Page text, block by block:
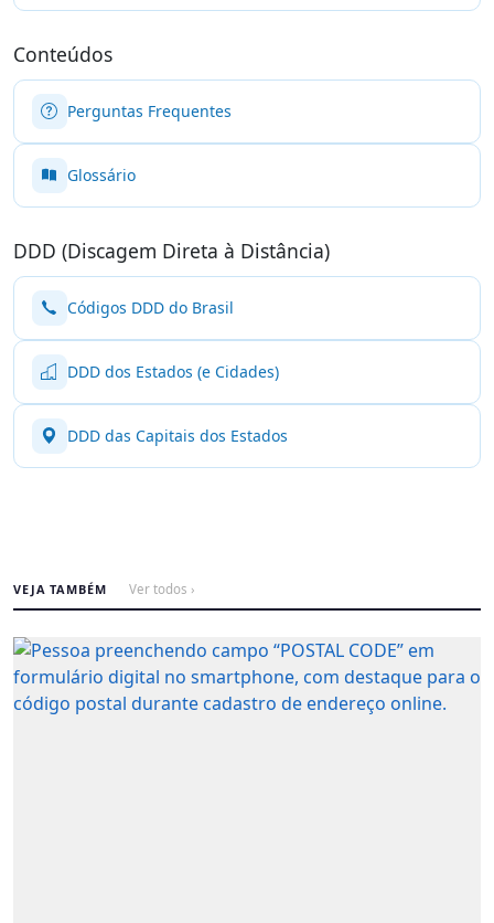
Conteúdos
Perguntas Frequentes
Glossário
DDD (Discagem Direta à Distância)
Códigos DDD do Brasil
DDD dos Estados (e Cidades)
DDD das Capitais dos Estados
VEJA TAMBÉM Ver todos ›